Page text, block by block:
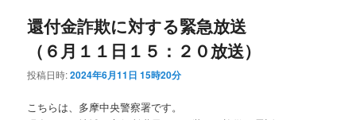
還付金詐欺に対する緊急放送
（６月１１日１５：２０放送）
投稿日時:2024年6月11日 15時20分
こちらは、多摩中央警察署です。